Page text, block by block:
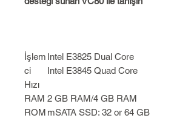
İşlem
ci
Hızı
Intel E3825 Dual Core
Intel E3845 Quad Core
RAM 2 GB RAM/4 GB RAM
ROM mSATA SSD: 32 or 64 GB